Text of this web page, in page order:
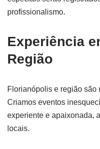
profissionalismo.
Experiência
Região
Florianópolis e região são
Criamos eventos
experiente e apaixonada,
locais.